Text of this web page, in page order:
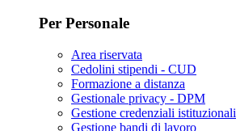
Per Personale
Area riservata
Cedolini stipendi - CUD
Formazione a distanza
Gestionale privacy - DPM
Gestione credenziali istituzionali
Gestione bandi di lavoro